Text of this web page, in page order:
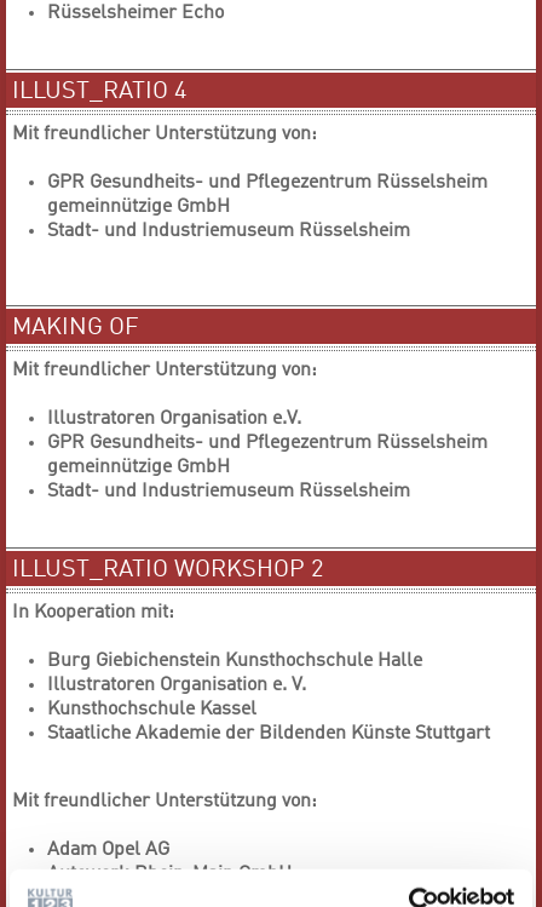
Rüsselsheimer Echo
ILLUST_RATIO 4
Mit freundlicher Unterstützung von:
GPR Gesundheits- und Pflegezentrum Rüsselsheim
gemeinnützige GmbH
Stadt- und Industriemuseum Rüsselsheim
MAKING OF
Mit freundlicher Unterstützung von:
Illustratoren Organisation e.V.
GPR Gesundheits- und Pflegezentrum Rüsselsheim
gemeinnützige GmbH
Stadt- und Industriemuseum Rüsselsheim
ILLUST_RATIO WORKSHOP 2
In Kooperation mit:
Burg Giebichenstein Kunsthochschule Halle
Illustratoren Organisation e. V.
Kunsthochschule Kassel
Staatliche Akademie der Bildenden Künste Stuttgart
Mit freundlicher Unterstützung von:
Adam Opel AG
Autowerk Rhein-Main GmbH
Städtische Betriebshöfe Rüsselsheim